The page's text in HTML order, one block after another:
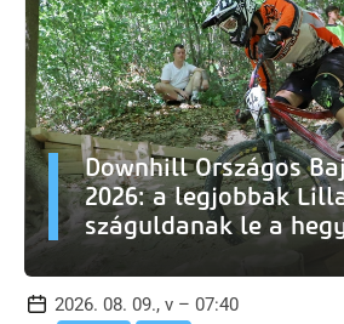
Downhill Országos
2026: a legjobbak
száguldanak le a
2026. 08. 09., v – 07:40